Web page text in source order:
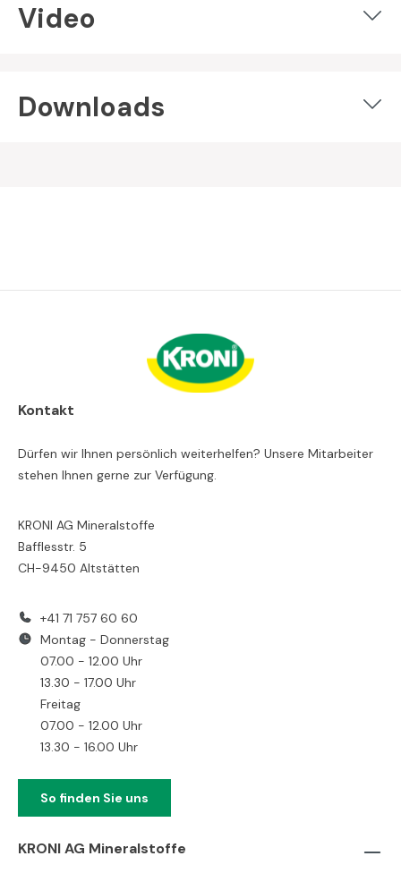
Video
Downloads
Kontakt
Dürfen wir Ihnen persönlich weiterhelfen? Unsere Mitarbeiter
stehen Ihnen gerne zur Verfügung.
KRONI AG Mineralstoffe
Bafflesstr. 5
CH-9450 Altstätten
+41 71 757 60 60
Montag - Donnerstag
07.00 - 12.00 Uhr
13.30 - 17.00 Uhr
Freitag
07.00 - 12.00 Uhr
13.30 - 16.00 Uhr
So finden Sie uns
KRONI AG Mineralstoffe